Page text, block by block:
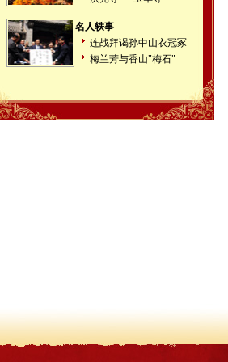
名人轶事
连战拜谒孙中山衣冠冢
梅兰芳与香山"梅石"